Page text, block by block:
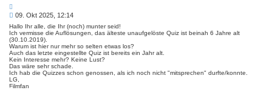
i
t
i
e
r
e
n
B
e
i
t
r
a
g
09. Okt 2025, 12:14
Hallo Ihr alle, die Ihr (noch) munter seid!
Ich vermisse die Auflösungen, das älteste unaufgelöste Quiz ist beinah 6 Jahre alt
(30.10.2019).
Warum ist hier nur mehr so selten etwas los?
Auch das letzte eingestellte Quiz ist bereits ein Jahr alt.
Kein Interesse mehr? Keine Lust?
Das wäre sehr schade.
Ich hab die Quizzes schon genossen, als ich noch nicht "mitsprechen" durfte/konnte.
LG,
Filmfan